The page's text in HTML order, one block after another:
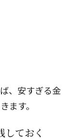
、安すぎる金
ます。
ておく